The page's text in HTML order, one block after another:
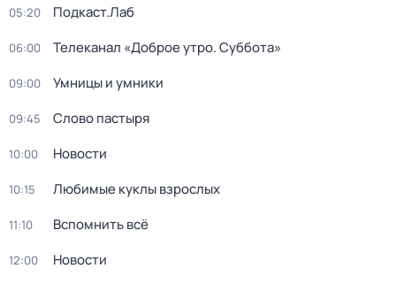
05:20 Подкаст.Лаб
06:00 Телеканал «Доброе утро. Суббота»
09:00 Умницы и умники
09:45 Слово пастыря
10:00 Новости
10:15 Любимые куклы взрослых
11:10 Вспомнить всё
12:00 Новости